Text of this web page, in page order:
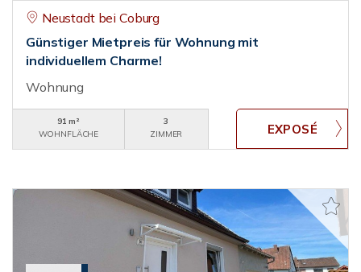
Neustadt bei Coburg
Günstiger Mietpreis für Wohnung mit
individuellem Charme!
Wohnung
91 m²
WOHNFLÄCHE
3
ZIMMER